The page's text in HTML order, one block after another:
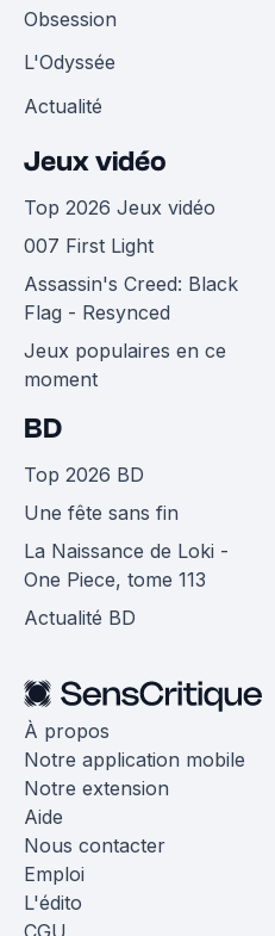
Obsession
L'Odyssée
Actualité
Jeux vidéo
Top 2026 Jeux vidéo
007 First Light
Assassin's Creed: Black
Flag - Resynced
Jeux populaires en ce
moment
BD
Top 2026 BD
Une fête sans fin
La Naissance de Loki -
One Piece, tome 113
Actualité BD
À propos
Notre application mobile
Notre extension
Aide
Nous contacter
Emploi
L'édito
CGU